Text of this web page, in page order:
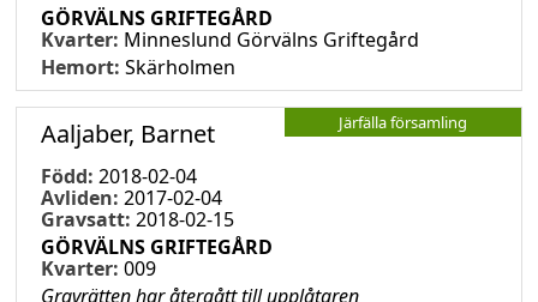
GÖRVÄLNS GRIFTEGÅRD
Kvarter: Minneslund Görvälns Griftegård
Hemort: Skärholmen
Järfälla församling
Aaljaber, Barnet
Född: 2018-02-04
Avliden: 2017-02-04
Gravsatt: 2018-02-15
GÖRVÄLNS GRIFTEGÅRD
Kvarter: 009
Gravrätten har återgått till upplåtaren